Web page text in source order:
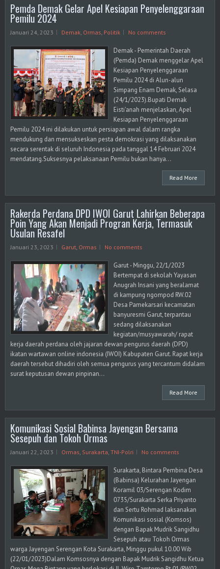
Pemda Demak Gelar Apel Kesiapan Penyelenggaraan
Pemilu 2024
Januari 24, 2023 Demak Ormas Politik No comments
Demak - Pemerintah Daerah
(Pemda) Demak menggelar Apel
Kesiapan Penyelenggaraan
Pemilu 2024 di Alun-alun
Simpang Enam Demak, Selasa
(24/1/2023).Bupati Demak
Eisti'anah menjelaskan, Apel
Kesiapan Penyelenggaraan
Pemilu 2024 ini dilakukan untuk persiapan awal dalam rangka
mendukung dan mensukseskan pesta demokrasi yang dilaksanakan
secara serentak di seluruh Indonesia pada tanggal 14 Februari 2024
mendatang.Suksesnya pelaksanaan Pemilu bukan hanya...
Read More
Rakerda Perdana DPD IWOI Garut Lahirkan Beberapa
Poin Yang Akan Menjadi Progran Kerja, Termasuk
Usulan Resafel
Januari 23, 2023 Garut Ormas No comments
Garut - Minggu, 22/1/2023
Bertempat di sekolah Yayasan
Anugrah Insani yang beralamat
di kampung ngompod RW.02
Desa Pamekarsari kecamatan
banyuresmi Garut, terpantau
sedang dilaksanakan
kegiatan/musyawarah/ rapat
kerja daerah perdana oleh jajaran dewan pengurus daerah (DPD)
ikatan wartawan online indonesia (IWOI) Kabupaten Garut. Rapat kerja
daerah tersebut dihadiri oleh semua pengurus yang tercantum didalam
surat keputusan dewan pinpinan...
Read More
Komunikasi Sosial Babinsa Jayengan Bersama
Sesepuh dan Tokoh Ormas
Januari 22, 2023 Ormas Surakarta TNI-Polri No comments
Surakarta, Bintara Pembina Desa
(Babinsa) Kelurahan Jayengan
Koramil 03/Serengan Kodim
0735/Surakarta Serka Priyanto
dan Sertu Rohmad laksanakan
Komunikasi sosial (Komsos)
dengan Bapak Mudrik Sangidhu
Sesepuh atau Tokoh Ormas
warga Jayengan Serengan Kota Surakarta, Minggu pukul 10.00 Wib
(22/01/2023)Dalam Komsosnya dengan Bapak Mudrik Sangidhu Ketua